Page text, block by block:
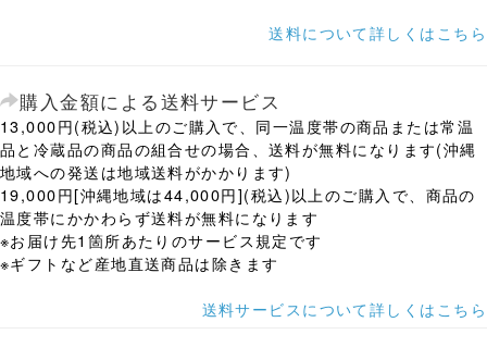
送料について詳しくはこちら
購入金額による送料サービス
13,000円(税込)以上のご購入で、同一温度帯の商品または常温
品と冷蔵品の商品の組合せの場合、送料が無料になります(沖縄
地域への発送は地域送料がかかります)
19,000円[沖縄地域は44,000円](税込)以上のご購入で、商品の
温度帯にかかわらず送料が無料になります
※お届け先1箇所あたりのサービス規定です
※ギフトなど産地直送商品は除きます
送料サービスについて詳しくはこちら